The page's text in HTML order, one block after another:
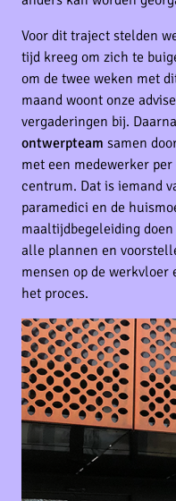
Voor dit traject stelden
tijd kreeg om zich te
om de twee weken met
maand woont onze
vergaderingen bij.
ontwerpteam samen
met een medewerker
centrum. Dat is iemand
paramedici en de
maaltijdbegeleiding
alle plannen en
mensen op de
het proces.